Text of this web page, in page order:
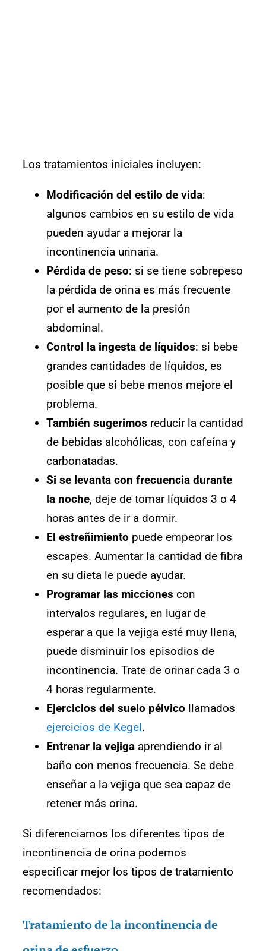
Los tratamientos iniciales incluyen:
Modificación del estilo de vida:
algunos cambios en su estilo de vida
pueden ayudar a mejorar la
incontinencia urinaria.
Pérdida de peso: si se tiene sobrepeso
la pérdida de orina es más frecuente
por el aumento de la presión
abdominal.
Control la ingesta de líquidos: si bebe
grandes cantidades de líquidos, es
posible que si bebe menos mejore el
problema.
También sugerimos reducir la cantidad
de bebidas alcohólicas, con cafeína y
carbonatadas.
Si se levanta con frecuencia durante
la noche, deje de tomar líquidos 3 o 4
horas antes de ir a dormir.
El estreñimiento puede empeorar los
escapes. Aumentar la cantidad de fibra
en su dieta le puede ayudar.
Programar las micciones con
intervalos regulares, en lugar de
esperar a que la vejiga esté muy llena,
puede disminuir los episodios de
incontinencia. Trate de orinar cada 3 o
4 horas regularmente.
Ejercicios del suelo pélvico llamados
ejercicios de Kegel.
Entrenar la vejiga aprendiendo ir al
baño con menos frecuencia. Se debe
enseñar a la vejiga que sea capaz de
retener más orina.
Si diferenciamos los diferentes tipos de
incontinencia de orina podemos
especificar mejor los tipos de tratamiento
recomendados:
Tratamiento de la incontinencia de